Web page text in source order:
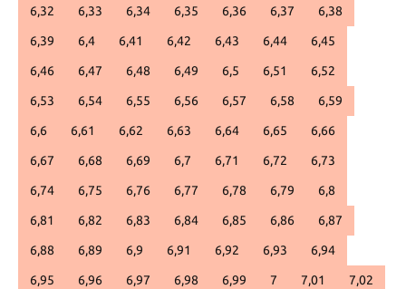
6,32 6,33 6,34 6,35 6,36 6,37 6,38
6,39 6,4 6,41 6,42 6,43 6,44 6,45
6,46 6,47 6,48 6,49 6,5 6,51 6,52
6,53 6,54 6,55 6,56 6,57 6,58 6,59
6,6 6,61 6,62 6,63 6,64 6,65 6,66
6,67 6,68 6,69 6,7 6,71 6,72 6,73
6,74 6,75 6,76 6,77 6,78 6,79 6,8
6,81 6,82 6,83 6,84 6,85 6,86 6,87
6,88 6,89 6,9 6,91 6,92 6,93 6,94
6,95 6,96 6,97 6,98 6,99 7 7,01 7,02